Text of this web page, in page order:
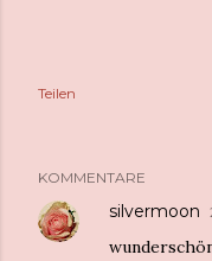
Teilen
KOMMENTARE
silvermoon